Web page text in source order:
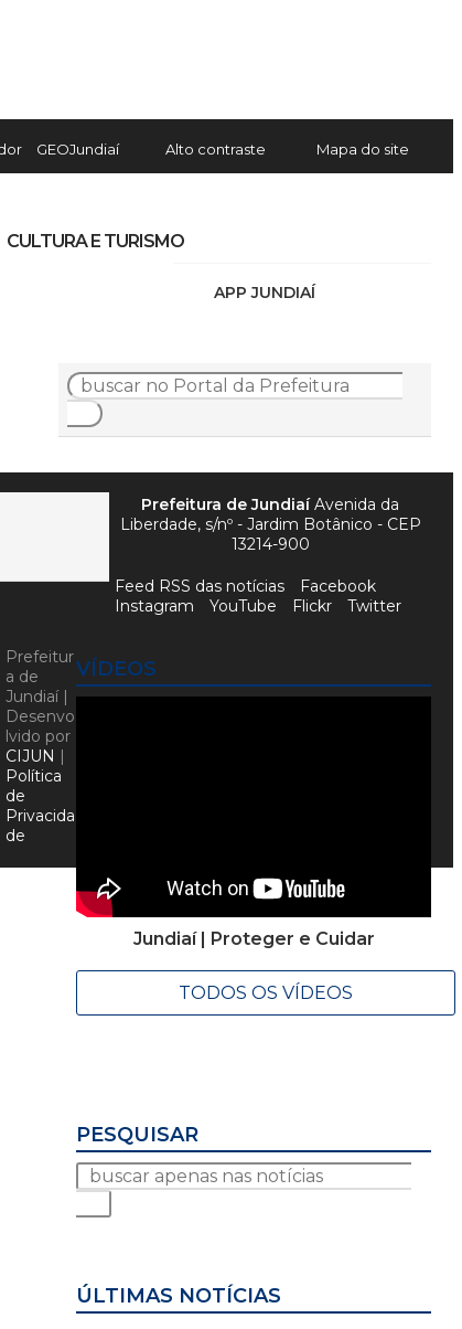
GEOJundiaí Alto contraste Mapa do site
APP JUNDIAÍ
CULTURA E TURISMO
VÍDEOS
Jundiaí | Proteger e Cuidar
TODOS OS VÍDEOS
PESQUISAR
ÚLTIMAS NOTÍCIAS
Prefeitura de JundiaíAvenida da
Liberdade, s/nº - Jardim Botânico - CEP
13214-900
Feed RSS das notícias
Facebook
Instagram
YouTube Flickr Twitter
Prefeitur
a de
Jundiaí |
Desenvo
lvido por
CIJUN |
Política
de
Privacida
de